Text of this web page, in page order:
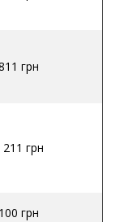
грн
211 грн
100 грн